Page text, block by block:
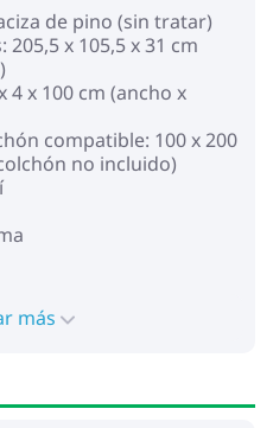
de pino (sin tratar)
x 105,5 x 31 cm
4 x 100 cm (ancho x
compatible: 100 x 200
no incluido)
más